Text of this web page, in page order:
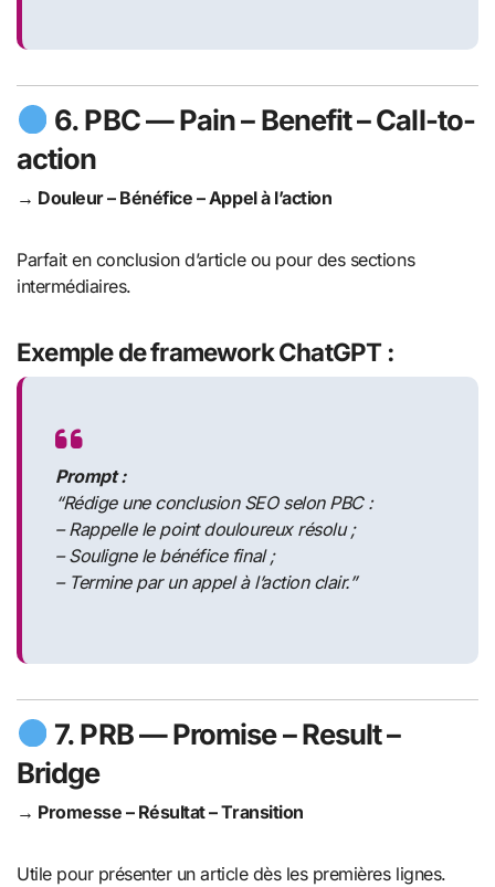
6.PBC— Pain – Benefit – Call-to-
action
→ Douleur – Bénéfice – Appel à l’action
Parfait en conclusion d’article ou pour des sections
intermédiaires.
Exemple de framework ChatGPT :
Prompt :
“Rédige une conclusion SEO selon PBC :
– Rappelle le point douloureux résolu ;
– Souligne le bénéfice final ;
– Termine par un appel à l’action clair.”
7.PRB— Promise – Result –
Bridge
→ Promesse – Résultat – Transition
Utile pour présenter un article dès les premières lignes.